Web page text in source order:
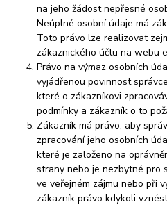
na jeho žádost nepřesné
Neúplné osobní údaje má
Toto právo lze realizovat
zákaznického účtu na webu
Právo na výmaz osobních
vyjádřenou povinnost
které o zákazníkovi
podmínky a zákazník o to
Zákazník má právo, aby
zpracování jeho osobních
které je založeno na
strany nebo je nezbytné pro
ve veřejném zájmu nebo při
zákazník právo kdykoli